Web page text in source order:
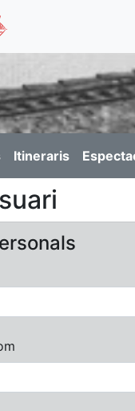
Itineraris